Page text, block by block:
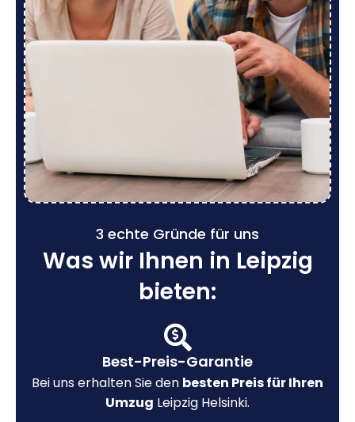
3 echte Gründe für uns
Was wir Ihnen in Leipzig
bieten:
Best-Preis-Garantie
Bei uns erhalten Sie den besten Preis für Ihren
Umzug Leipzig Helsinki.